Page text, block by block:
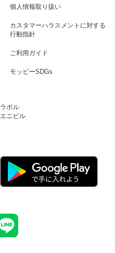
個人情報取り扱い
カスタマーハラスメントに対する
行動指針
ご利用ガイド
モッピーSDGs
ラボル
エニピル